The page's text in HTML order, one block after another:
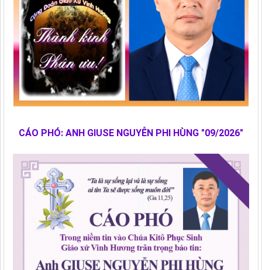
CÁO PHÓ: ANH GIUSE NGUYỄN PHI HÙNG "09/2026"